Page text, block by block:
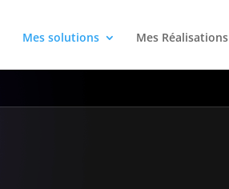
Mes solutions Mes Réalisations